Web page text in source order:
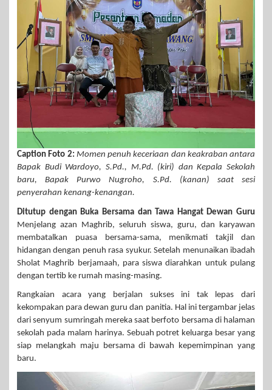
Caption Foto 2: Momen penuh keceriaan dan keakraban antara
Bapak Budi Wardoyo, S.Pd., M.Pd. (kiri) dan Kepala Sekolah
baru, Bapak Purwo Nugroho, S.Pd. (kanan) saat sesi
penyerahan kenang-kenangan.
Ditutup dengan Buka Bersama dan Tawa Hangat Dewan Guru
Menjelang azan Maghrib, seluruh siswa, guru, dan karyawan
membatalkan puasa bersama-sama, menikmati takjil dan
hidangan dengan penuh rasa syukur. Setelah menunaikan ibadah
Sholat Maghrib berjamaah, para siswa diarahkan untuk pulang
dengan tertib ke rumah masing-masing.
Rangkaian acara yang berjalan sukses ini tak lepas dari
kekompakan para dewan guru dan panitia. Hal ini tergambar jelas
dari senyum sumringah mereka saat berfoto bersama di halaman
sekolah pada malam harinya. Sebuah potret keluarga besar yang
siap melangkah maju bersama di bawah kepemimpinan yang
baru.